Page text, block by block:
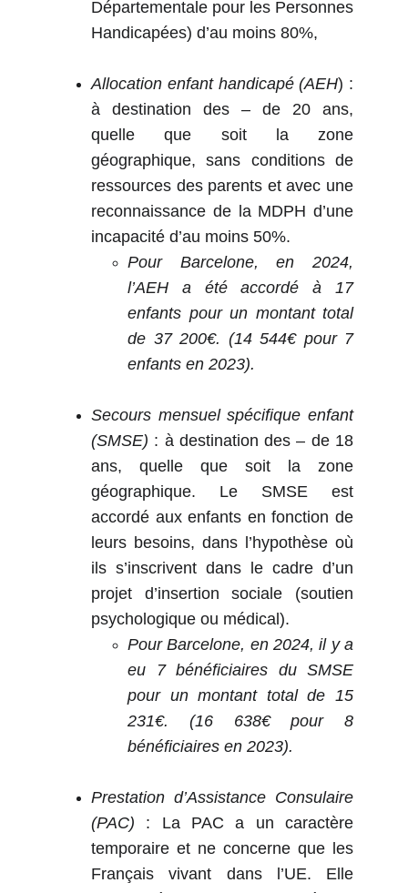
Départementale pour les Personnes
Handicapées) d’au moins 80%,
Allocation enfant handicapé (AEH) :
à destination des – de 20 ans,
quelle que soit la zone
géographique, sans conditions de
ressources des parents et avec une
reconnaissance de la MDPH d’une
incapacité d’au moins 50%.
Pour Barcelone, en 2024,
l’AEH a été accordé à 17
enfants pour un montant total
de 37 200€. (14 544€ pour 7
enfants en 2023).
Secours mensuel spécifique enfant
(SMSE) : à destination des – de 18
ans, quelle que soit la zone
géographique. Le SMSE est
accordé aux enfants en fonction de
leurs besoins, dans l’hypothèse où
ils s’inscrivent dans le cadre d’un
projet d’insertion sociale (soutien
psychologique ou médical).
Pour Barcelone, en 2024, il y a
eu 7 bénéficiaires du SMSE
pour un montant total de 15
231€. (16 638€ pour 8
bénéficiaires en 2023).
Prestation d’Assistance Consulaire
(PAC) : La PAC a un caractère
temporaire et ne concerne que les
Français vivant dans l’UE. Elle